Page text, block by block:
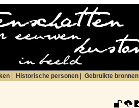
Historische personen Gebruikte bronnen